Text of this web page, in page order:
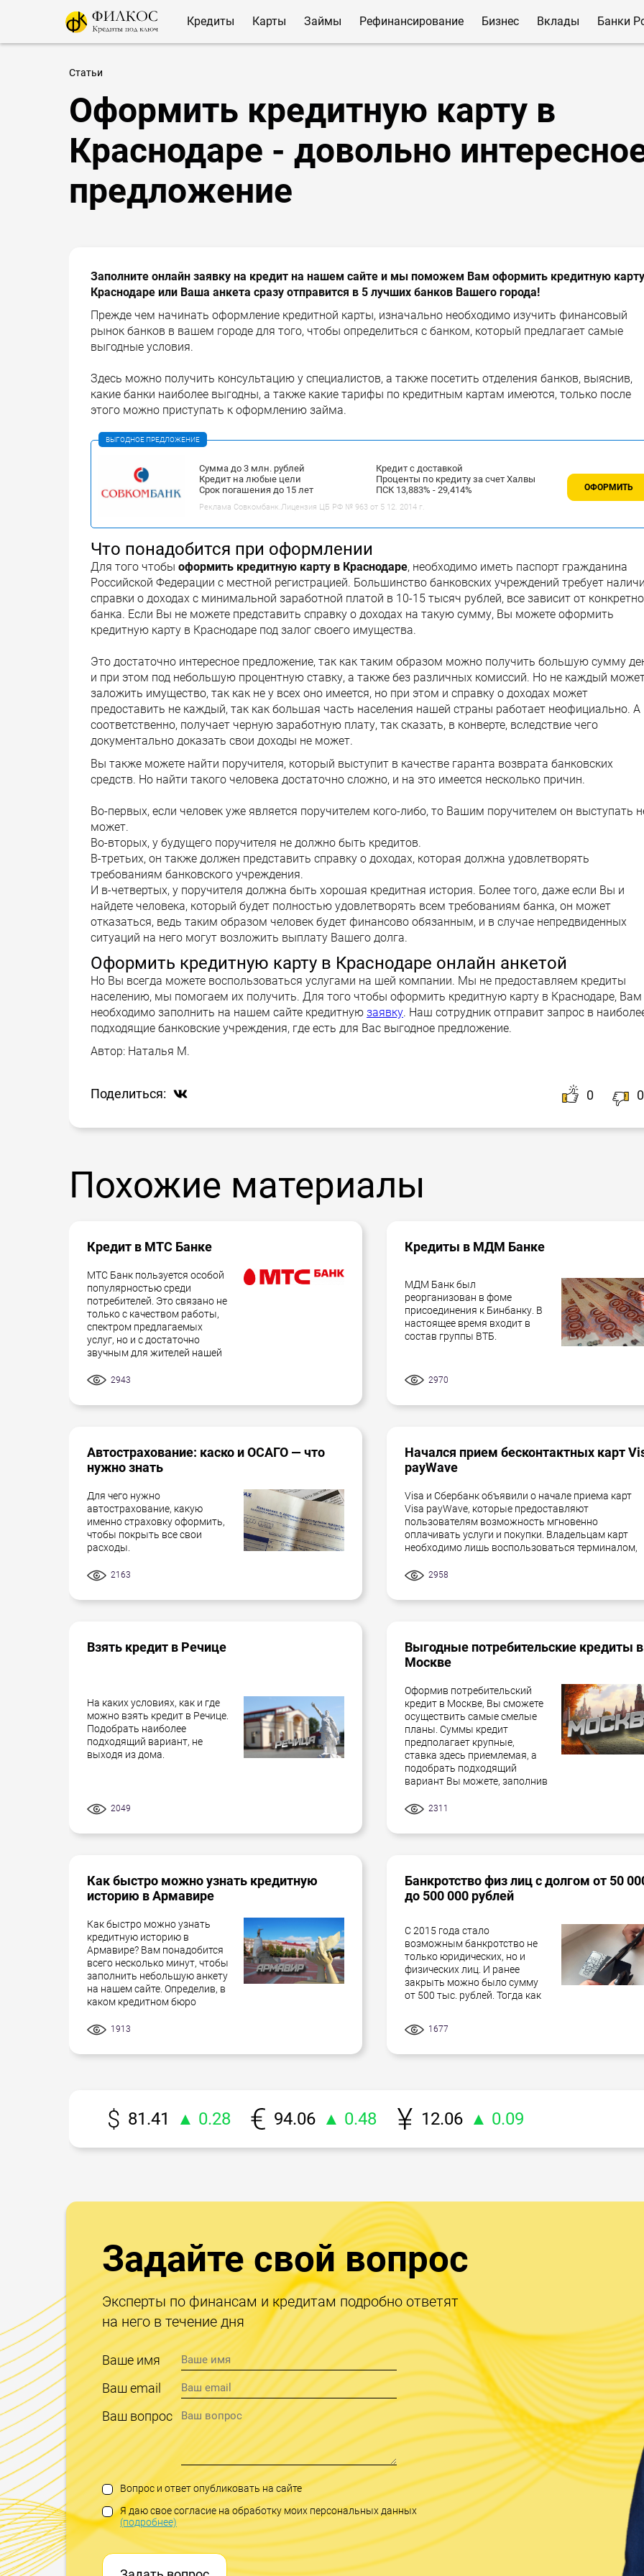
Кредиты Карты Займы Рефинансирование Бизнес Вклады Банки
Статьи
Оформить кредитную карту в
Краснодаре - довольно
предложение
Заполните онлайн заявку на кредит на нашем сайте и мы поможем Вам оформить кредитную
Краснодаре или Ваша анкета сразу отправится в 5 лучших банков Вашего города!
Прежде чем начинать оформление кредитной карты, изначально необходимо изучить финансовый
рынок банков в вашем городе для того, чтобы определиться с банком, который предлагает самые
выгодные условия.
Здесь можно получить консультацию у специалистов, а также посетить отделения банков, выяснив,
какие банки наиболее выгодны, а также какие тарифы по кредитным картам имеются, только после
этого можно приступать к оформлению займа.
ВЫГОДНОЕ ПРЕДЛОЖЕНИЕ
Сумма до 3 млн. рублей
Кредит на любые цели
Срок погашения до 15 лет
Кредит с доставкой
Проценты по кредиту за счет Халвы
ПСК 13,883% - 29,414%
Реклама Совкомбанк.Лицензия ЦБ РФ № 963 от 5 12. 2014 г.
ОФОРМИТЬ
Что понадобится при оформлении
Для того чтобы оформить кредитную карту в Краснодаре, необходимо иметь паспорт гражданина
Российской Федерации с местной регистрацией. Большинство банковских учреждений требует
справки о доходах с минимальной заработной платой в 10-15 тысяч рублей, все зависит от
банка. Если Вы не можете представить справку о доходах на такую сумму, Вы можете оформить
кредитную карту в Краснодаре под залог своего имущества.
Это достаточно интересное предложение, так как таким образом можно получить большую сумму
и при этом под небольшую процентную ставку, а также без различных комиссий. Но не каждый
заложить имущество, так как не у всех оно имеется, но при этом и справку о доходах может
предоставить не каждый, так как большая часть населения нашей страны работает неофициально. А
соответственно, получает черную заработную плату, так сказать, в конверте, вследствие чего
документально доказать свои доходы не может.
Вы также можете найти поручителя, который выступит в качестве гаранта возврата банковских
средств. Но найти такого человека достаточно сложно, и на это имеется несколько причин.
Во-первых, если человек уже является поручителем кого-либо, то Вашим поручителем он выступать
может.
Во-вторых, у будущего поручителя не должно быть кредитов.
В-третьих, он также должен представить справку о доходах, которая должна удовлетворять
требованиям банковского учреждения.
И в-четвертых, у поручителя должна быть хорошая кредитная история. Более того, даже если Вы и
найдете человека, который будет полностью удовлетворять всем требованиям банка, он может
отказаться, ведь таким образом человек будет финансово обязанным, и в случае непредвиденных
ситуаций на него могут возложить выплату Вашего долга.
Оформить кредитную карту в Краснодаре онлайн анкетой
Но Вы всегда можете воспользоваться услугами на шей компании. Мы не предоставляем кредиты
населению, мы помогаем их получить. Для того чтобы оформить кредитную карту в Краснодаре, Вам
необходимо заполнить на нашем сайте кредитную заявку. Наш сотрудник отправит запрос в
подходящие банковские учреждения, где есть для Вас выгодное предложение.
Автор: Наталья М.
Поделиться: 0 0
Похожие материалы
Кредит в МТС Банке
МТС Банк пользуется особой
популярностью среди
потребителей. Это связано не
только с качеством работы,
спектром предлагаемых
услуг, но и с достаточно
звучным для жителей нашей
2943
Кредиты в МДМ Банке
МДМ Банк был
реорганизован в фоме
присоединения к Бинбанку. В
настоящее время входит в
состав группы ВТБ.
2970
Автострахование: каско и ОСАГО — что
нужно знать
Для чего нужно
автострахование, какую
именно страховку оформить,
чтобы покрыть все свои
расходы.
2163
Начался прием бесконтактных карт
payWave
Visa и Сбербанк объявили о начале приема карт
Visa payWave, которые предоставляют
пользователям возможность мгновенно
оплачивать услуги и покупки. Владельцам карт
необходимо лишь воспользоваться терминалом,
2958
Взять кредит в Речице
На каких условиях, как и где
можно взять кредит в Речице.
Подобрать наиболее
подходящий вариант, не
выходя из дома.
2049
Выгодные потребительские кредиты в
Москве
Оформив потребительский
кредит в Москве, Вы сможете
осуществить самые смелые
планы. Суммы кредит
предполагает крупные,
ставка здесь приемлемая, а
подобрать подходящий
вариант Вы можете, заполнив
2311
Как быстро можно узнать кредитную
историю в Армавире
Как быстро можно узнать
кредитную историю в
Армавире? Вам понадобится
всего несколько минут, чтобы
заполнить небольшую анкету
на нашем сайте. Определив, в
каком кредитном бюро
1913
Банкротство физ лиц с долгом от 50
до 500 000 рублей
С 2015 года стало
возможным банкротство не
только юридических, но и
физических лиц. И ранее
закрыть можно было сумму
от 500 тыс. рублей. Тогда как
1677
81.41 ▲ 0.28 94.06 ▲ 0.48 12.06 ▲ 0.09
Задайте свой вопрос
Эксперты по финансам и кредитам подробно ответят
на него в течение дня
Ваше имя
Ваш email
Ваш вопрос
Вопрос и ответ опубликовать на сайте
Я даю свое согласие на обработку моих персональных данных
(подробнее)